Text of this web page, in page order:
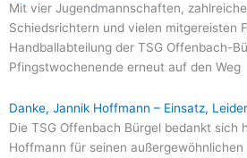
Mit vier Jugendmannschaften,
Schiedsrichtern und vielen mitgereisten
Handballabteilung der TSG Offenbach-
Pfingstwochenende erneut auf den Weg
Danke, Jannik Hoffmann – Einsatz,
Die TSG Offenbach Bürgel bedankt sich
Hoffmann für seinen außergewöhnlichen